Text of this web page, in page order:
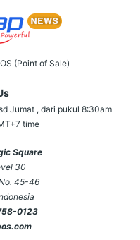
(Point of Sale)
Jumat , dari pukul 8:30am
time
Square
30
45-46
0123